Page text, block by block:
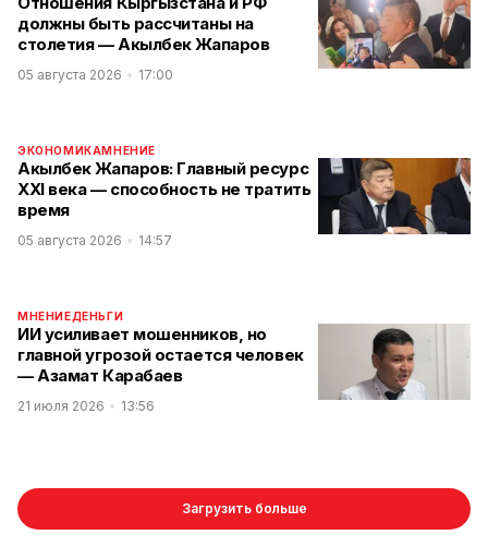
должны быть рассчитаны на
столетия — Акылбек Жапаров
05 августа 2026 17:00
ЭКОНОМИКАМНЕНИЕ
Акылбек Жапаров: Главный ресурс
XXI века — способность не тратить
время
05 августа 2026 14:57
МНЕНИЕДЕНЬГИ
ИИ усиливает мошенников, но
главной угрозой остается человек
— Азамат Карабаев
21 июля 2026 13:56
Загрузить больше